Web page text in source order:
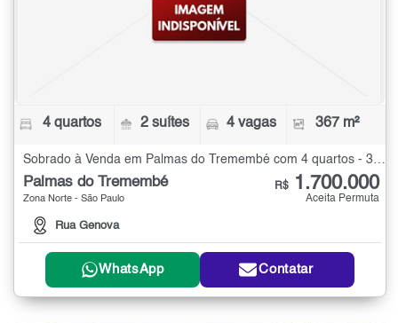
4 quartos 2 suítes 4 vagas 367 m²
Sobrado à Venda em Palmas do Tremembé com 4 quartos - 367 m²
Palmas do Tremembé
Zona Norte - São Paulo
Rua Genova
R$ 1.700.000
Aceita Permuta
WhatsApp Contatar